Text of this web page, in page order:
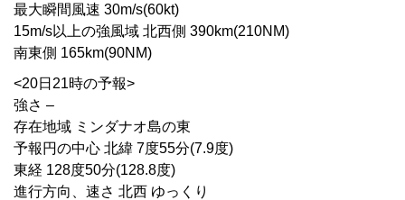
最大瞬間風速 30m/s(60kt)
15m/s以上の強風域 北西側 390km(210NM)
南東側 165km(90NM)
<20日21時の予報>
強さ –
存在地域 ミンダナオ島の東
予報円の中心 北緯 7度55分(7.9度)
東経 128度50分(128.8度)
進行方向、速さ 北西 ゆっくり